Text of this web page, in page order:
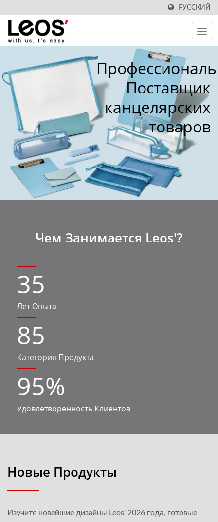
РУССКИЙ
Поставщик
канцелярских
товаров
Чем Занимается Leos'?
35
Лет Опыта
85
Категория Продукта
95%
Удовлетворенность Клиентов
Новые Продукты
Изучите новейшие дизайны Leos' 2026 года, готовые